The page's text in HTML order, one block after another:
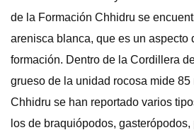
de la Formación Chhidru se
arenisca blanca, que es un aspecto
formación. Dentro de la Cordillera
grueso de la unidad rocosa mide 85
Chhidru se han reportado varios
los de braquiópodos,